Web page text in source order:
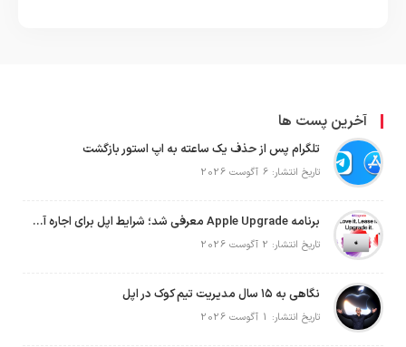
آخرین پست ها
تلگرام پس از حذف یک ساعته به اپ استور بازگشت
تاریخ انتشار: 6 آگوست 2026
برنامه Apple Upgrade معرفی شد؛ شرایط اپل برای اجاره آیفون، آیپد، مک و اپل واچ
تاریخ انتشار: 2 آگوست 2026
نگاهی به ۱۵ سال مدیریت تیم کوک در اپل
تاریخ انتشار: 1 آگوست 2026